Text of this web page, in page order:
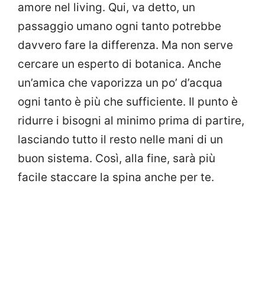
amore nel living. Qui, va detto, un
passaggio umano ogni tanto potrebbe
davvero fare la differenza. Ma non serve
cercare un esperto di botanica. Anche
un’amica che vaporizza un po’ d’acqua
ogni tanto è più che sufficiente. Il punto è
ridurre i bisogni al minimo prima di partire,
lasciando tutto il resto nelle mani di un
buon sistema. Così, alla fine, sarà più
facile staccare la spina anche per te.